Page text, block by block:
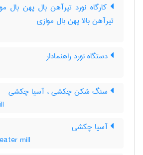
کارگاه نورد تیرآهن بال پهن بال
تیرآهن بالا پهن بال موازی
دستگاه نورد راهنمادار
سنگ شکن چکشی ، آسیا چکشی
آسیا چکشی
mill